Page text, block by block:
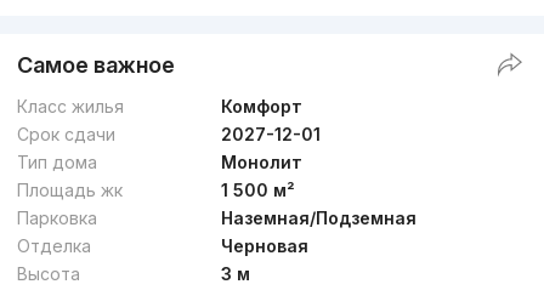
Самое важное
Класс жилья
Комфорт
Срок сдачи
2027-12-01
Тип дома
Монолит
Площадь жк
1 500 м²
Парковка
Наземная/Подземная
Отделка
Черновая
Высота
3 м